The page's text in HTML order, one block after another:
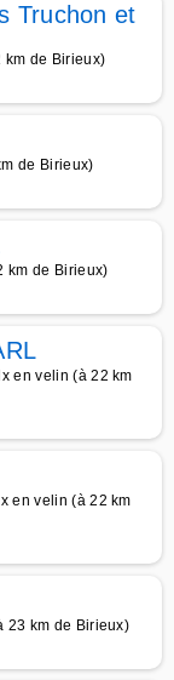
Truchon et
km de Birieux)
de Birieux)
km de Birieux)
en velin (à 22 km
en velin (à 22 km
23 km de Birieux)